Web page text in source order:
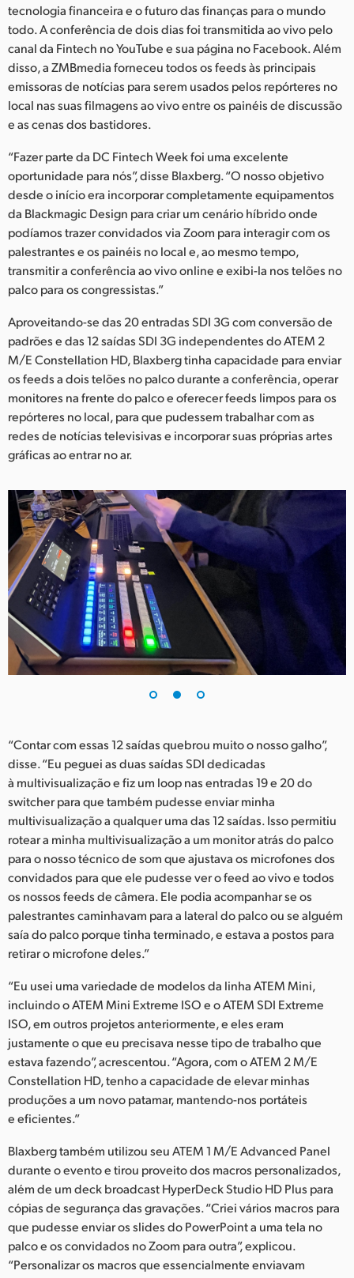
Singapore
South Africa
Spain
Sweden
Turkey
UAE
Ukraine
United States
tecnologia financeira e o futuro das finanças para o mundo
todo. A conferência de dois dias foi transmitida ao vivo pelo
canal da Fintech no YouTube e sua página no Facebook. Além
disso, a ZMBmedia forneceu todos os feeds às principais
emissoras de notícias para serem usados pelos repórteres no
local nas suas filmagens ao vivo entre os painéis de discussão
e as cenas dos bastidores.
“Fazer parte da DC Fintech Week foi uma excelente
oportunidade para nós”, disse Blaxberg. “O nosso objetivo
desde o início era incorporar completamente equipamentos
da Blackmagic Design para criar um cenário híbrido onde
podíamos trazer convidados via Zoom para interagir com os
palestrantes e os painéis no local e, ao mesmo tempo,
transmitir a conferência ao vivo online e exibi-la nos telões no
palco para os congressistas.”
Aproveitando-se das 20 entradas SDI 3G com conversão de
padrões e das 12 saídas SDI 3G independentes do ATEM 2
M/E Constellation HD, Blaxberg tinha capacidade para enviar
os feeds a dois telões no palco durante a conferência, operar
monitores na frente do palco e oferecer feeds limpos para os
repórteres no local, para que pudessem trabalhar com as
redes de notícias televisivas e incorporar suas próprias artes
gráficas ao entrar no ar.
“Contar com essas 12 saídas quebrou muito o nosso galho”,
disse. “Eu peguei as duas saídas SDI dedicadas
à multivisualização e fiz um loop nas entradas 19 e 20 do
switcher para que também pudesse enviar minha
multivisualização a qualquer uma das 12 saídas. Isso permitiu
rotear a minha multivisualização a um monitor atrás do palco
para o nosso técnico de som que ajustava os microfones dos
convidados para que ele pudesse ver o feed ao vivo e todos
os nossos feeds de câmera. Ele podia acompanhar se os
palestrantes caminhavam para a lateral do palco ou se alguém
saía do palco porque tinha terminado, e estava a postos para
retirar o microfone deles.”
“Eu usei uma variedade de modelos da linha ATEM Mini,
incluindo o ATEM Mini Extreme ISO e o ATEM SDI Extreme
ISO, em outros projetos anteriormente, e eles eram
justamente o que eu precisava nesse tipo de trabalho que
estava fazendo”, acrescentou. “Agora, com o ATEM 2 M/E
Constellation HD, tenho a capacidade de elevar minhas
produções a um novo patamar, mantendo-nos portáteis
e eficientes.”
Blaxberg também utilizou seu ATEM 1 M/E Advanced Panel
durante o evento e tirou proveito dos macros personalizados,
além de um deck broadcast HyperDeck Studio HD Plus para
cópias de segurança das gravações. “Criei vários macros para
que pudesse enviar os slides do PowerPoint a uma tela no
palco e os convidados no Zoom para outra”, explicou.
“Personalizar os macros que essencialmente enviavam